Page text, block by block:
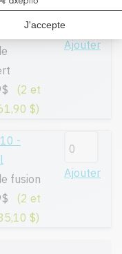
-
(2 et
$)
Ajouter
-
fusion
(2 et
$)
Ajouter